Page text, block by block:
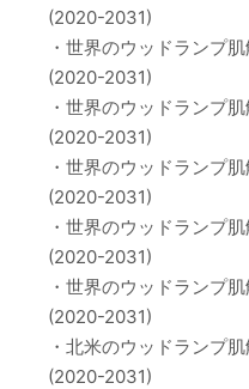
(2020-2031)
・世界のウッドランプ
(2020-2031)
・世界のウッドランプ
(2020-2031)
・世界のウッドランプ
(2020-2031)
・世界のウッドランプ
(2020-2031)
・世界のウッドランプ
(2020-2031)
・北米のウッドランプ
(2020-2031)